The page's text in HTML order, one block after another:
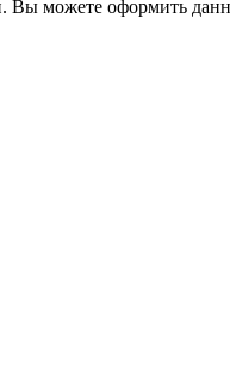
Вы можете оформить